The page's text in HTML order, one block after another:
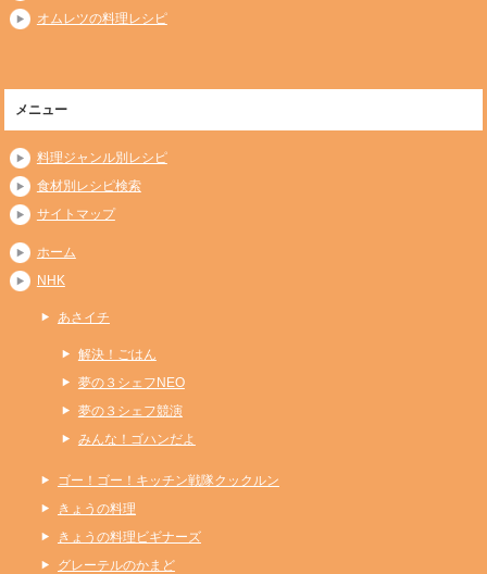
オムレツの料理レシピ
メニュー
料理ジャンル別レシピ
食材別レシピ検索
サイトマップ
ホーム
NHK
あさイチ
解決！ごはん
夢の３シェフNEO
夢の３シェフ競演
みんな！ゴハンだよ
ゴー！ゴー！キッチン戦隊クックルン
きょうの料理
きょうの料理ビギナーズ
グレーテルのかまど